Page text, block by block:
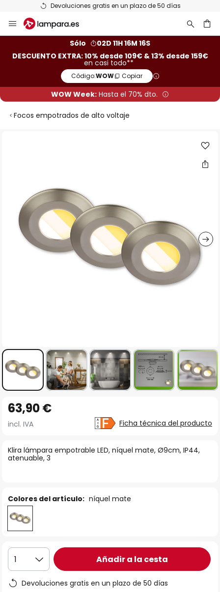
Devoluciones gratis en un plazo de 50 días
al
Sólo
02D 11H 16M 15S
DESCUENTO EXTRA: 10% desde 109€ & 13% desde 159€
en casi todo**
Código:WOW Copiar
WOW Week: Hasta el 70% dto.
Focos empotrados de alto voltaje
galería
imágenes
comienzo
la
galería
Klira lámpara empotrable LED, níquel mate, Ø9cm, IP44,
atenuable, 3
63,90 €
incl. IVA Ficha técnica del producto
Colores del artículo: níquel mate
1 Añadir a la cesta
Devoluciones gratis en un plazo de 50 días